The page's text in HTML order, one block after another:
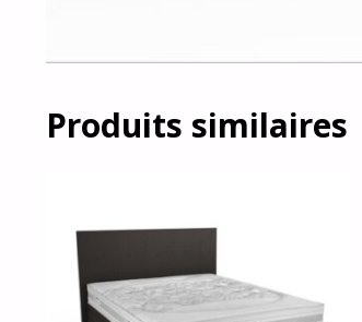
Produits similaires